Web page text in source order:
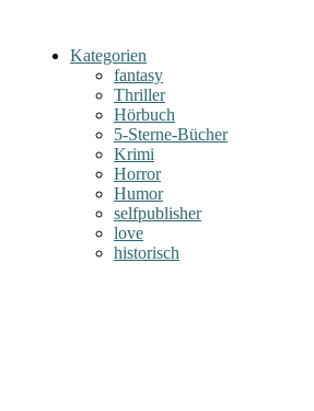
Kategorien
fantasy
Thriller
Hörbuch
5-Sterne-Bücher
Krimi
Horror
Humor
selfpublisher
love
historisch